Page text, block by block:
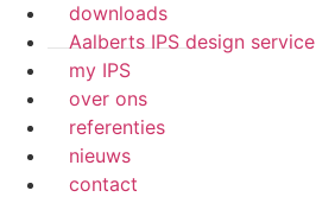
downloads
Aalberts IPS design service
my IPS
over ons
referenties
nieuws
contact